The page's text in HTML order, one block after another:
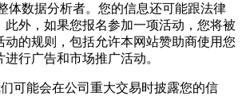
体数据分析者。您的信息还可能跟法律
此外，如果您报名参加一项活动，您将被
动的规则，包括允许本网站赞助商使用您
行广告和市场推广活动。
能会在公司重大交易时披露您的信